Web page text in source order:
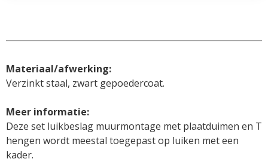
Materiaal/afwerking:
Verzinkt staal, zwart gepoedercoat.
Deze set luikbeslag muurmontage met plaatduimen en T
hengen wordt meestal toegepast op luiken met een
kader.